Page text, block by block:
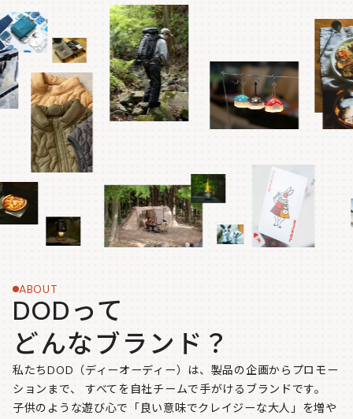
ABOUT
DODって
どんなブランド？
私たちDOD（ディーオーディー）は、製品の企画からプロモー
ションまで、
すべてを自社チームで手がけるブランドです。
子供のような遊び心で「良い意味でクレイジーな大人」を増や